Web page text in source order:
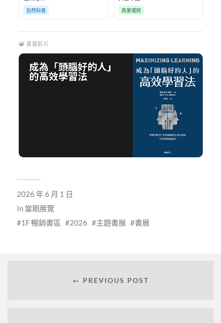
2026 年 6 月 1 日
In 當期展覽
1F 暢銷書區
2026 主題書展 書展
← PREVIOUS POST